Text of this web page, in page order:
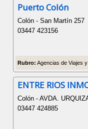
Puerto Colón
Colón - San Martín 257
03447 423156
Rubro: Agencias de Viajes y
ENTRE RIOS
Colón - AVDA.
03447 424885